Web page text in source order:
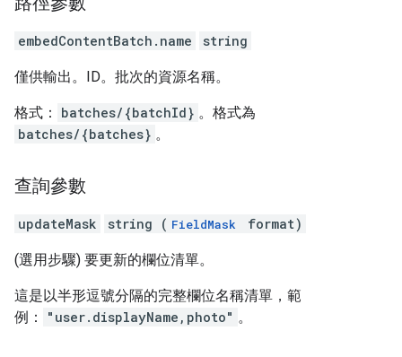
embedContentBatch.name string
僅供輸出。ID。批次的資源名稱。
格式： batches/{batchId} 。格式為
batches/{batches} 。
查詢參數
updateMask string ( FieldMask format)
(選用步驟) 要更新的欄位清單。
這是以半形逗號分隔的完整欄位名稱清單，範
例：
"user.displayName,photo" 。